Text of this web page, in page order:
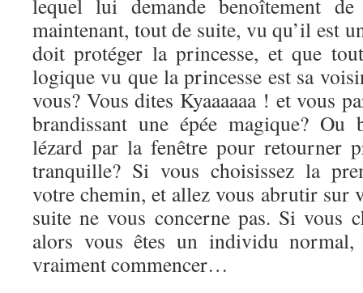
lequel lui demande benoîtement
maintenant, tout de suite, vu qu’il est
doit protéger la princesse, et que
logique vu que la princesse est sa
vous? Vous dites Kyaaaaaa ! et vous
brandissant une épée magique? Ou
lézard par la fenêtre pour retourner
tranquille? Si vous choisissez la
votre chemin, et allez vous abrutir sur
suite ne vous concerne pas. Si vous
alors vous êtes un individu
vraiment commencer…